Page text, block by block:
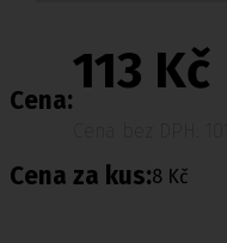
Cena:
113 Kč
Cena za kus:8 Kč